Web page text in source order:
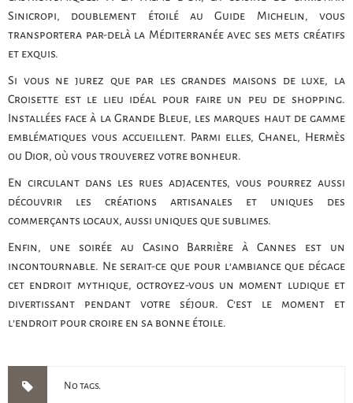
Sinicropi, doublement étoilé au Guide Michelin, vous
transportera par-delà la Méditerranée avec ses mets créatifs
et exquis.
Si vous ne jurez que par les grandes maisons de luxe, la
Croisette est le lieu idéal pour faire un peu de shopping.
Installées face à la Grande Bleue, les marques haut de gamme
emblématiques vous accueillent. Parmi elles, Chanel, Hermès
ou Dior, où vous trouverez votre bonheur.
En circulant dans les rues adjacentes, vous pourrez aussi
découvrir les créations artisanales et uniques des
commerçants locaux, aussi uniques que sublimes.
Enfin, une soirée au Casino Barrière à Cannes est un
incontournable. Ne serait-ce que pour l’ambiance que dégage
cet endroit mythique, octroyez-vous un moment ludique et
divertissant pendant votre séjour. C’est le moment et
l’endroit pour croire en sa bonne étoile.
No tags.